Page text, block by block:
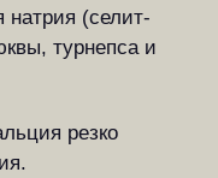
на­трия (се­лит­
тур­неп­са и
рез­ко